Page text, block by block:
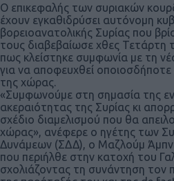
Ο επικεφαλής των συριακών
έχουν εγκαθιδρύσει αυτόνομη
βορειοανατολικής Συρίας που
τους διαβεβαίωσε χθες Τετάρτη
πως κλείστηκε συμφωνία με τη
για να αποφευχθεί οποιοσδήποτε
της χώρας.
«Συμφωνούμε στη σημασία της
ακεραιότητας της Συρίας κι
σχέδιο διαμελισμού που θα
χώρας», ανέφερε ο ηγέτης των
Δυνάμεων (ΣΔΔ), ο Μαζλούμ
που περιήλθε στην κατοχή του
σχολιάζοντας τη συνάντηση